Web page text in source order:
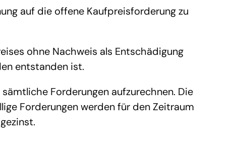
auf die offene Kaufpreisforderung zu
ohne Nachweis als Entschädigung
entstanden ist.
Forderungen aufzurechnen. Die
Forderungen werden für den Zeitraum